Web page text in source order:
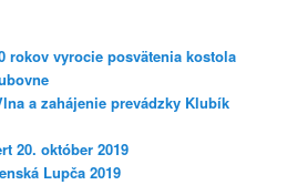
rokov vyrocie posvätenia kostola
a zahájenie prevádzky Klubík
20. október 2019
Lupča 2019